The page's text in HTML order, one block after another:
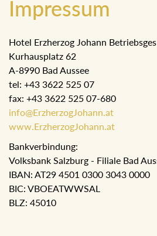
Impressum
Hotel Erzherzog Johann
Kurhausplatz 62
A-8990 Bad Aussee
tel: +43 3622 525 07
fax: +43 3622 525 07-680
info@ErzherzogJohann.at
www.ErzherzogJohann.at
Bankverbindung:
Volksbank Salzburg - Filiale Bad
IBAN: AT29 4501 0300 3043 0000
BIC: VBOEATWWSAL
BLZ: 45010